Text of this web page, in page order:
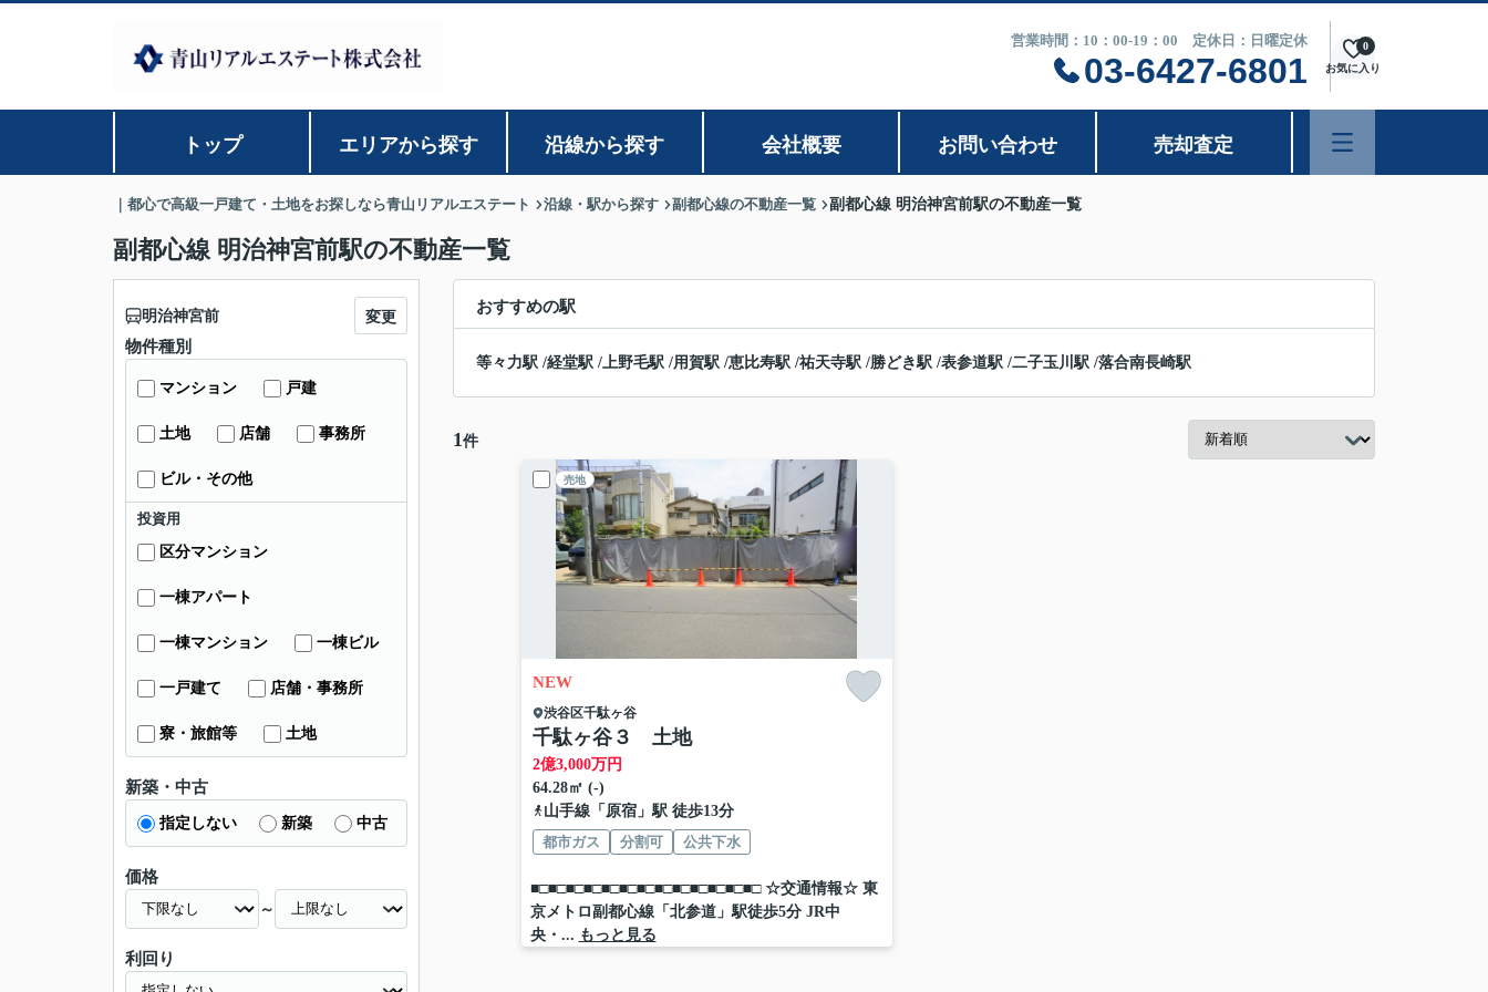
営業時間：10：00-19：00 定休日：日曜定休
03-6427-6801 お気に入り
0
トップ エリアから探す 沿線から探す 会社概要 お問い合わせ 売却査定
｜都心で高級一戸建て・土地をお探しなら青山リアルエステート 沿線・駅から探す 副都心線の不動産一覧 副都心線 明治神宮前駅の不動産一覧
副都心線 明治神宮前駅の不動産一覧
おすすめの駅
等々力駅 /経堂駅 /上野毛駅 /用賀駅 /恵比寿駅 /祐天寺駅 /勝どき駅 /表参道駅 /二子玉川駅 /落合南長崎駅
1 件
売地
NEW
渋谷区千駄ヶ谷
千駄ヶ谷３ 土地
2億3,000万円
64.28㎡ (-)
山手線「 原宿」駅 徒歩13分
都市ガス
分割可 公共下水
■□■□■□■□■□■□■□■□■□■□■□■□■□ ☆交通情報☆ 東
京メトロ副都心線「北参道」駅徒歩5分 JR中
央・... もっと見る
明治神宮前 変更
物件種別
マンション 戸建
土地 店舗 事務所
ビル・その他
投資用
区分マンション
一棟アパート
一棟マンション 一棟ビル
一戸建て 店舗・事務所
寮・旅館等 土地
新築・中古
指定しない 新築 中古
価格
～
利回り